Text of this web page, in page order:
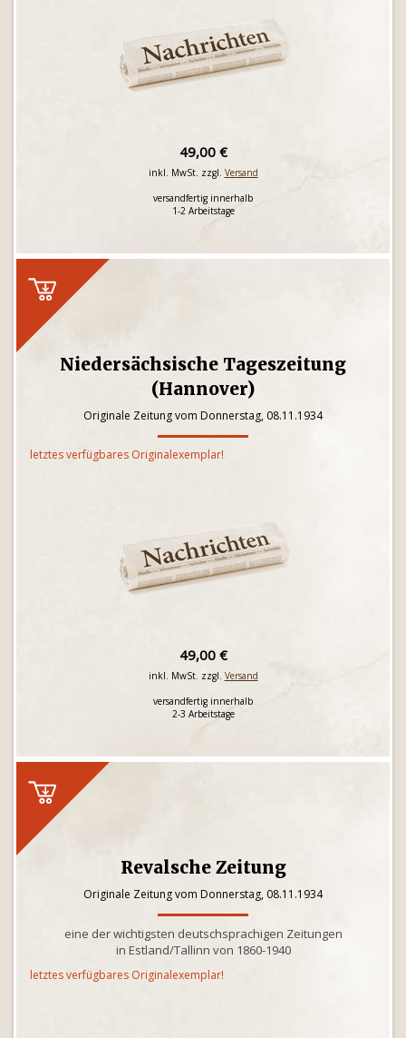
49,00 €
inkl. MwSt. zzgl. Versand
versandfertig innerhalb
1-2 Arbeitstage
Niedersächsische Tageszeitung
(Hannover)
Originale Zeitung vom Donnerstag, 08.11.1934
letztes verfügbares Originalexemplar!
49,00 €
inkl. MwSt. zzgl. Versand
versandfertig innerhalb
2-3 Arbeitstage
Revalsche Zeitung
Originale Zeitung vom Donnerstag, 08.11.1934
eine der wichtigsten deutschsprachigen Zeitungen
in Estland/Tallinn von 1860-1940
letztes verfügbares Originalexemplar!